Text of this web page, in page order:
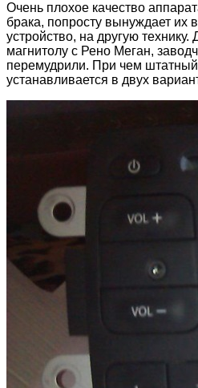
Очень плохое качество
брака, попросту вынуждает их
устройство, на другую технику.
магнитолу с Рено Меган,
перемудрили. При чем
устанавливается в двух